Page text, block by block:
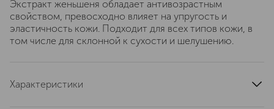
Экстракт женьшеня обладает антивозрастным
свойством, превосходно влияет на упругость и
эластичность кожи. Подходит для всех типов кожи, в
том числе для склонной к сухости и шелушению.
Характеристики